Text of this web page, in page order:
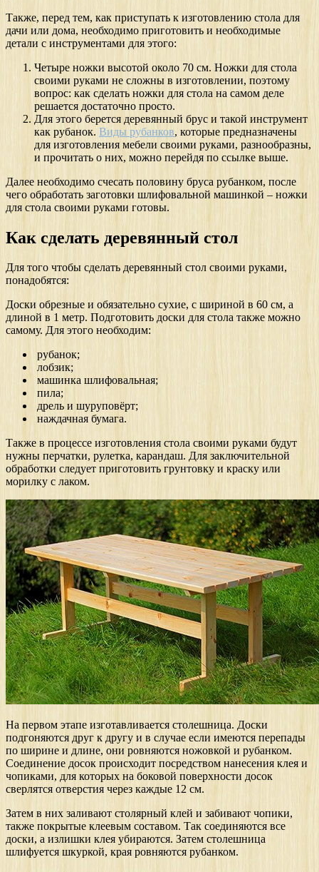
Также, перед тем, как приступать к изготовлению стола для
дачи или дома, необходимо приготовить и необходимые
детали с инструментами для этого:
Четыре ножки высотой около 70 см. Ножки для стола
своими руками не сложны в изготовлении, поэтому
вопрос: как сделать ножки для стола на самом деле
решается достаточно просто.
Для этого берется деревянный брус и такой инструмент
как рубанок. Виды рубанков, которые предназначены
для изготовления мебели своими руками, разнообразны,
и прочитать о них, можно перейдя по ссылке выше.
Далее необходимо счесать половину бруса рубанком, после
чего обработать заготовки шлифовальной машинкой – ножки
для стола своими руками готовы.
Как сделать деревянный стол
Для того чтобы сделать деревянный стол своими руками,
понадобятся:
Доски обрезные и обязательно сухие, с шириной в 60 см, а
длиной в 1 метр. Подготовить доски для стола также можно
самому. Для этого необходим:
рубанок;
лобзик;
машинка шлифовальная;
пила;
дрель и шуруповёрт;
наждачная бумага.
Также в процессе изготовления стола своими руками будут
нужны перчатки, рулетка, карандаш. Для заключительной
обработки следует приготовить грунтовку и краску или
морилку с лаком.
На первом этапе изготавливается столешница. Доски
подгоняются друг к другу и в случае если имеются перепады
по ширине и длине, они ровняются ножовкой и рубанком.
Соединение досок происходит посредством нанесения клея и
чопиками, для которых на боковой поверхности досок
сверлятся отверстия через каждые 12 см.
Затем в них заливают столярный клей и забивают чопики,
также покрытые клеевым составом. Так соединяются все
доски, а излишки клея убираются. Затем столешница
шлифуется шкуркой, края ровняются рубанком.